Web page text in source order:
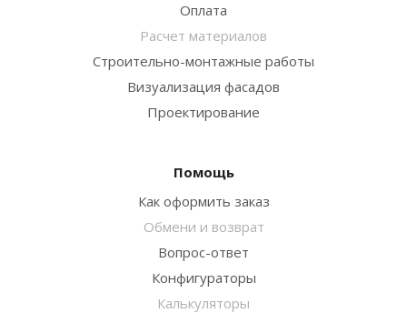
Оплата
Расчет материалов
Строительно-монтажные работы
Визуализация фасадов
Проектирование
Помощь
Как оформить заказ
Обмени и возврат
Вопрос-ответ
Конфигураторы
Калькуляторы